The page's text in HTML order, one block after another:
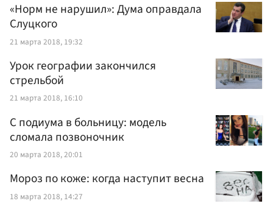
«Норм не нарушил»: Дума оправдала
Слуцкого
21 марта 2018, 19:32
Урок географии закончился
стрельбой
21 марта 2018, 16:10
С подиума в больницу: модель
сломала позвоночник
20 марта 2018, 20:01
Мороз по коже: когда наступит весна
18 марта 2018, 14:27